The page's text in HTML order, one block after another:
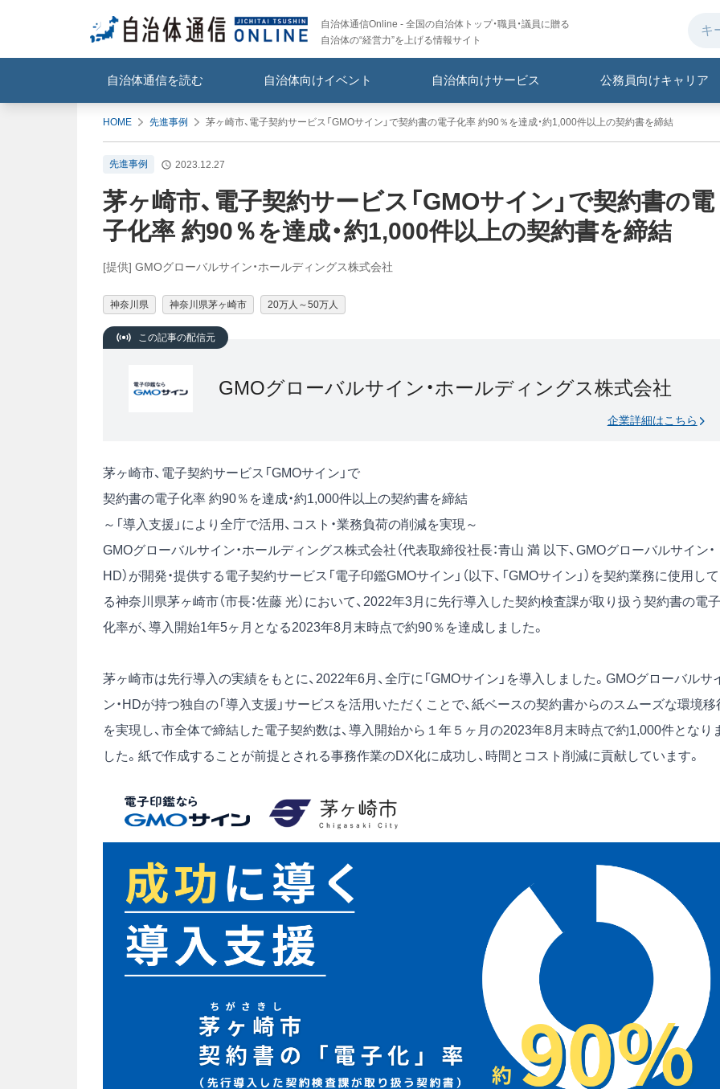
自治体通信Online - 全国の自治体トップ・職員・議員に贈る
自治体の“経営力”を上げる情報サイト
自治体通信を読む 自治体向けイベント 自治体向けサービス 公務員向けキャリア
HOME 先進事例 茅ヶ崎市、電子契約サービス「GMOサイン」で契約書の電子化率 約90％を達成・約1,000件以上の契約書を締結
先進事例 2023.12.27
茅ヶ崎市、電子契約サービス「GMOサイン」で契約書の電
子化率 約90％を達成・約1,000件以上の契約書を締結
[提供] GMOグローバルサイン・ホールディングス株式会社
神奈川県 神奈川県茅ヶ崎市 20万人～50万人
この記事の配信元
GMOグローバルサイン・ホールディングス株式会社
企業詳細はこちら
茅ヶ崎市、電子契約サービス「GMOサイン」で
契約書の電子化率 約90％を達成・約1,000件以上の契約書を締結
～「導入支援」により全庁で活用、コスト・業務負荷の削減を実現～
GMOグローバルサイン・ホールディングス株式会社（代表取締役社⻑：⻘⼭ 満 以下、GMOグローバルサイン・
HD）が開発・提供する電子契約サービス「電子印鑑GMOサイン」（以下、「GMOサイン」）を契約業務に使用し
る神奈川県茅ヶ崎市（市長：佐藤 光）において、2022年3月に先行導入した契約検査課が取り扱う契約書の電子
化率が、導入開始1年5ヶ月となる2023年8月末時点で約90％を達成しました。
茅ヶ崎市は先行導入の実績をもとに、2022年6月、全庁に「GMOサイン」を導入しました。GMOグローバルサ
ン・HDが持つ独自の「導入支援」サービスを活用いただくことで、紙ベースの契約書からのスムーズな環境移
を実現し、市全体で締結した電子契約数は、導入開始から１年５ヶ月の2023年8月末時点で約1,000件となり
した。紙で作成することが前提とされる事務作業のDX化に成功し、時間とコスト削減に貢献しています。